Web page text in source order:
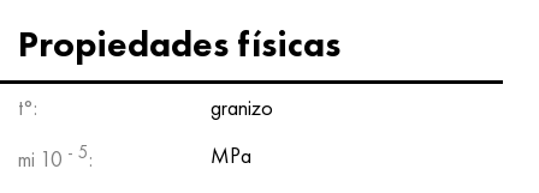
Propiedades físicas
t°:
granizo
mi 10 - 5:
MPa
Nitrónico 60
Nitronik 75
Nimonic 80a
81HMA
Tipos de aleaciones de precisión
termobimetales
ХН78Т
HN80TBY
N65M, EP982
40 titanio
Aleación 31 - 1.4562
Aleación 254smo® - 1.4547
Aleación 926 - 1.4529
37X12N8G8MFB
40X10X2M
40Х9С2
34khn3ma, 36NiCrMo16, 35NiCrMo16
35hgs, 35hgs
35hgsa, 35hgsa